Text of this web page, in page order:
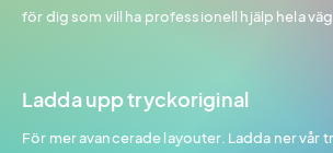
för dig som vill ha professionell hjälp hela
Ladda upp tryckoriginal
För mer avancerade layouter. Ladda ner vår